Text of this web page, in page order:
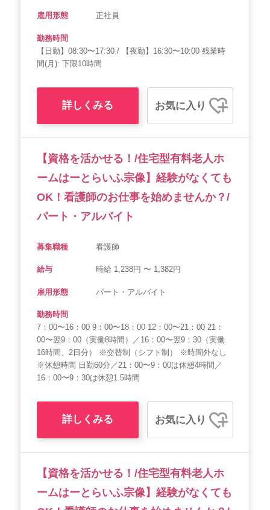
雇用形態 正社員
勤務時間
【日勤】08:30〜17:30 / 【夜勤】16:30〜10:00 残業時
間(月): 下限10時間
詳しくみる お気に入り
【資格を活かせる！/住宅型有料老人ホ
ームはーとらいふ宗像】経験がなくても
OK！看護師のお仕事を始めませんか？/
パート・アルバイト
募集職種 看護師
給与 時給 1,238円 〜 1,382円
雇用形態 パート・アルバイト
勤務時間
7：00〜16：00 9：00〜18：00 12：00〜21：00 21：
00〜翌9：00（実働8時間）／16：00〜翌9：30（実働
16時間、2日分） ※交替制（シフト制） ※時間外なし
※休憩時間 日勤60分／21：00〜9：00は休憩4時間／
16：00〜9：30は休憩1.5時間
詳しくみる お気に入り
【資格を活かせる！/住宅型有料老人ホ
ームはーとらいふ宗像】経験がなくても